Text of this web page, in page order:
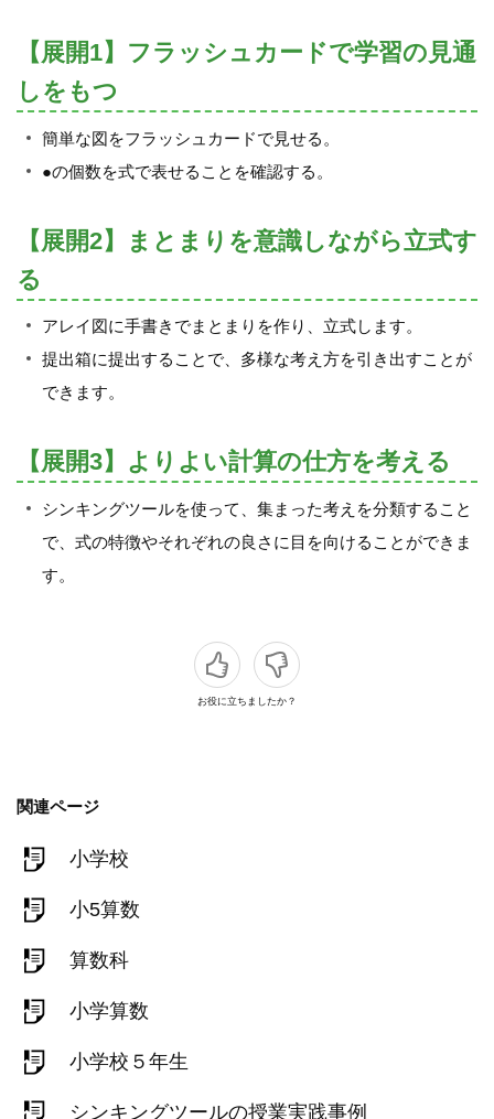
【展開1】フラッシュカードで学習の見通
しをもつ
簡単な図をフラッシュカードで見せる。
●の個数を式で表せることを確認する。
【展開2】まとまりを意識しながら立式す
る
アレイ図に手書きでまとまりを作り、立式します。
提出箱に提出することで、多様な考え方を引き出すことが
できます。
【展開3】よりよい計算の仕方を考える
シンキングツールを使って、集まった考えを分類すること
で、式の特徴やそれぞれの良さに目を向けることができま
す。
お役に立ちましたか？
関連ページ
小学校
小5算数
算数科
小学算数
小学校５年生
シンキングツールの授業実践事例